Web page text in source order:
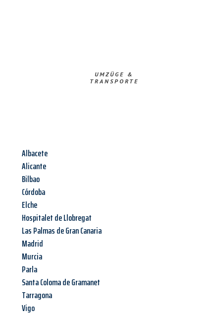
UMZÜGE &
TRANSPORTE
Albacete
Alicante
Bilbao
Córdoba
Elche
Hospitalet de Llobregat
Las Palmas de Gran Canaria
Madrid
Murcia
Parla
Santa Coloma de Gramanet
Tarragona
Vigo